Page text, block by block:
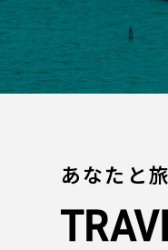
あなたと